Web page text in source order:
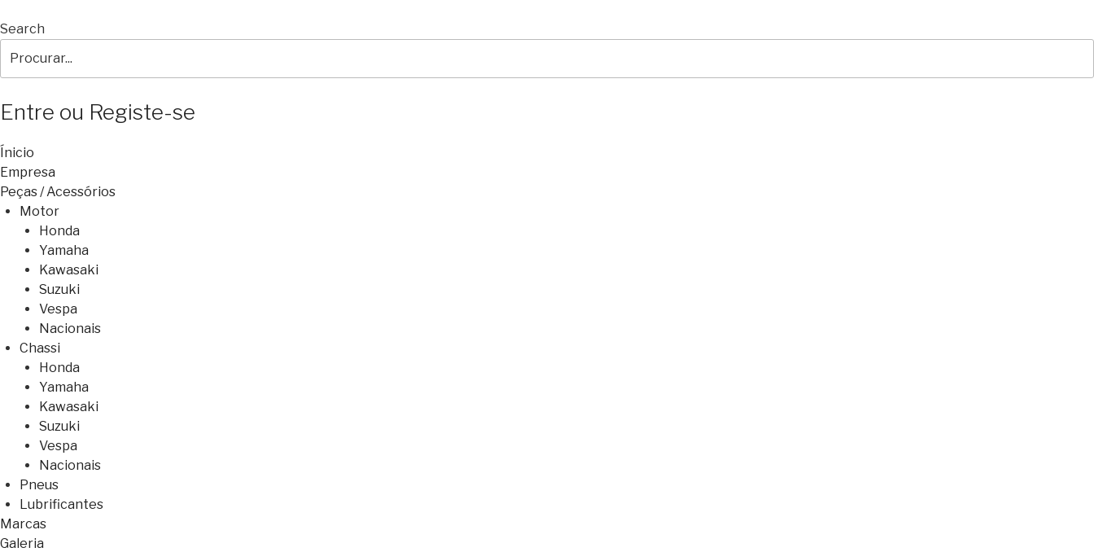
Search
Entre ou Registe-se
Ínicio
Empresa
Peças / Acessórios
Motor
Honda
Yamaha
Kawasaki
Suzuki
Vespa
Nacionais
Chassi
Honda
Yamaha
Kawasaki
Suzuki
Vespa
Nacionais
Pneus
Lubrificantes
Marcas
Galeria